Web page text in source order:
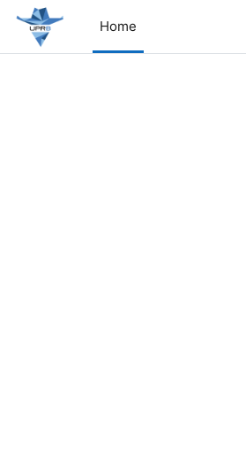
Skip to main content
Home